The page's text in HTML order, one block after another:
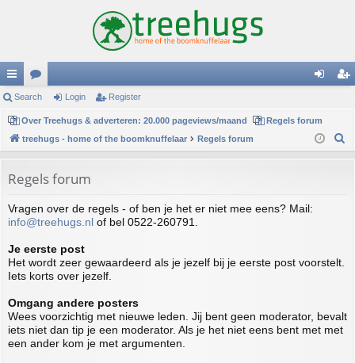
ui
ck
lin
or
u
m
in
er
Search Login Register
Over Treehugs & adverteren: 20.000 pageviews/maand
Regels forum
treehugs - home of the boomknuffelaar
Regels forum
Regels forum
Vragen over de regels - of ben je het er niet mee eens? Mail:
info@treehugs.nl of bel 0522-260791.
Je eerste post
Het wordt zeer gewaardeerd als je jezelf bij je eerste post voorstelt.
Iets korts over jezelf.
Omgang andere posters
Wees voorzichtig met nieuwe leden. Jij bent geen moderator, bevalt
iets niet dan tip je een moderator. Als je het niet eens bent met met
een ander kom je met argumenten.